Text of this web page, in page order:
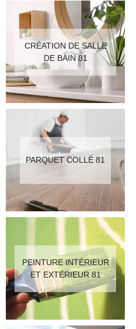
CRÉATION DE SALLE
DE BAIN 81
PARQUET COLLÉ 81
PEINTURE INTÉRIEUR
ET EXTÉRIEUR 81